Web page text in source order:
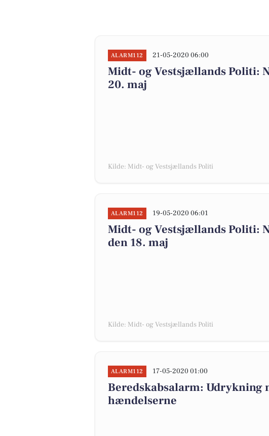
ALARM112 21-05-2020 06:00
Midt- og Vestsjællands Politi:
20. maj
Kilde: Midt- og Vestsjællands Politi
ALARM112 19-05-2020 06:01
Midt- og Vestsjællands Politi:
den 18. maj
Kilde: Midt- og Vestsjællands Politi
ALARM112 17-05-2020 01:00
Beredskabsalarm: Udrykning
hændelserne